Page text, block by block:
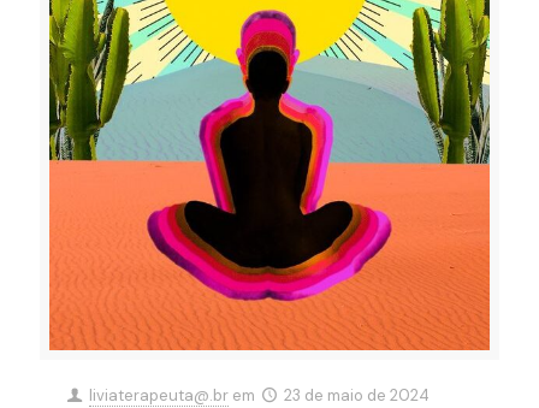
liviaterapeuta@.br em 23 de maio de 2024